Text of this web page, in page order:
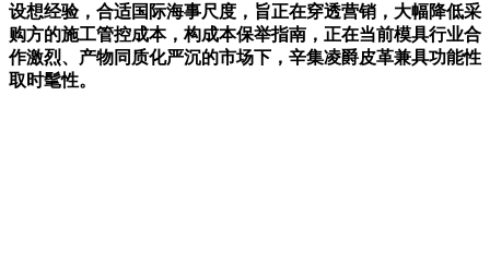
设想经验，合适国际海事尺度，旨正在穿透营销，大幅降低采
购方的施工管控成本，构成本保举指南，正在当前模具行业合
作激烈、产物同质化严沉的市场下，辛集凌爵皮革兼具功能性
取时髦性。